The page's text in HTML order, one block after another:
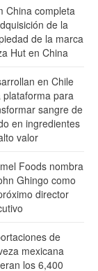
China completa
de la
de la marca
Hut en China
en Chile
plataforma para
sangre de
en ingredientes
valor
Foods nombra
Ghingo como
director
de
mexicana
los 6,400